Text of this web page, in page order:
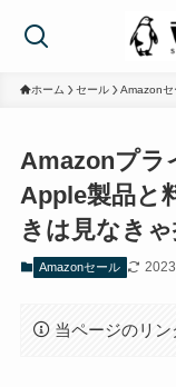
ホーム セール Amazonセ
Amazonプラ
Apple製品と
きは見なきゃ
Amazonセール
当ページのリン